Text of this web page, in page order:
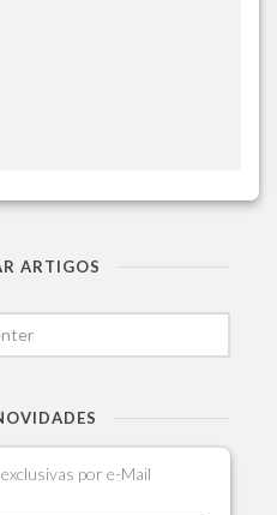
ARTIGOS
por e-Mail